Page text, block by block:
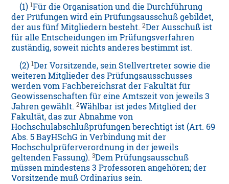
(1)1Für die Organisation und die Durchführung
der Prüfungen wird ein Prüfungsausschuß gebildet,
der aus fünf Mitgliedern besteht.2Der Ausschuß ist
für alle Entscheidungen im Prüfungsverfahren
zuständig, soweit nichts anderes bestimmt ist.
(2)1Der Vorsitzende, sein Stellvertreter sowie die
weiteren Mitglieder des Prüfungsausschusses
werden vom Fachbereichsrat der Fakultät für
Geowissenschaften für eine Amtszeit von jeweils 3
Jahren gewählt.2Wählbar ist jedes Mitglied der
Fakultät, das zur Abnahme von
Hochschulabschlußprüfungen berechtigt ist (Art. 69
Abs. 5 BayHSchG in Verbindung mit der
Hochschulprüferverordnung in der jeweils
geltenden Fassung).3Dem Prüfungsausschuß
müssen mindestens 3 Professoren angehören; der
Vorsitzende muß Ordinarius sein.